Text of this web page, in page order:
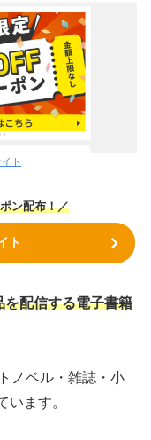
ト
ン配布！／
ト
配信する電子書籍
ノベル・雑誌・小
います。